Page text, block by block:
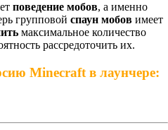
поведение мобов, а именно
групповой спаун мобов имеет
максимальное количество
рассредоточить их.
Minecraft в лаунчере: